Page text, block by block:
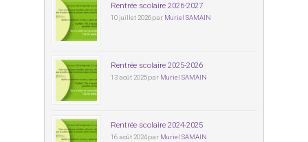
Rentrée scolaire 2026-2027
10 juillet 2026 par Muriel SAMAIN
Rentrée scolaire 2025-2026
13 août 2025 par Muriel SAMAIN
Rentrée scolaire 2024-2025
16 août 2024 par Muriel SAMAIN